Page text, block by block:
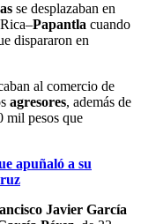
se desplazaban en
Papantla cuando
dispararon en
al comercio de
agresores, además de
mil pesos que
apuñaló a su
Javier García